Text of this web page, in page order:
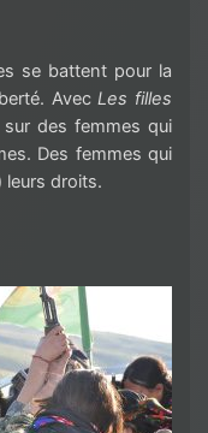
se battent pour la
AvecLes filles
des femmes qui
Des femmes qui
leurs droits.